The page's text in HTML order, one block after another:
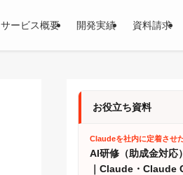
サービス概要 開発実績 資料請求
お役立ち資料
Claudeを社内に定着させ
AI研修（助成金対応
｜Claude・Claude